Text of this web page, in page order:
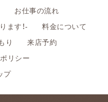
お仕事の流れ
ます！-
料金について
り
来店予約
リシー
プ